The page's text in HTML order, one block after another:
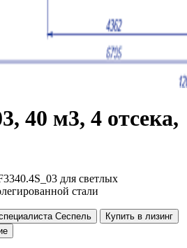
40 м3, 4 отсека,
для светлых
стали
Сеспель
Купить в лизинг